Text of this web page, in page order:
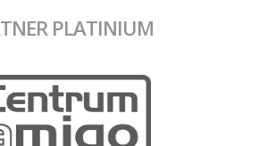
PLATINIUM